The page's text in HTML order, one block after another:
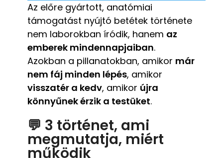
Az előre gyártott, anatómiai
támogatást nyújtó betétek története
nem laborokban íródik, hanem az
emberek mindennapjaiban.
Azokban a pillanatokban, amikor már
nem fáj minden lépés, amikor
visszatér a kedv, amikor újra
könnyűnek érzik a testüket.
💬 3 történet, ami
megmutatja, miért
működik